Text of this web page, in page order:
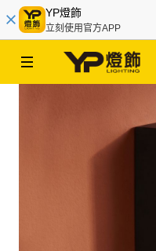
YP燈飾
立刻使用官方APP